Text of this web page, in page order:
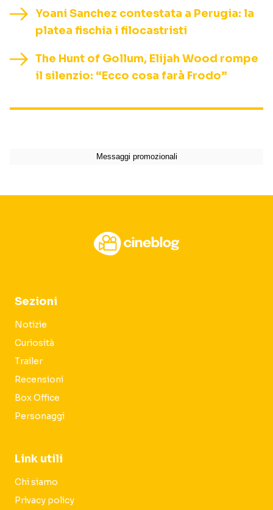
Yoani Sanchez contestata a Perugia: la
platea fischia i filocastristi
The Hunt of Gollum, Elijah Wood rompe
il silenzio: “Ecco cosa farà Frodo”
Sezioni
Notizie
Curiosità
Trailer
Recensioni
Box Office
Personaggi
Link utili
Chi siamo
Privacy policy